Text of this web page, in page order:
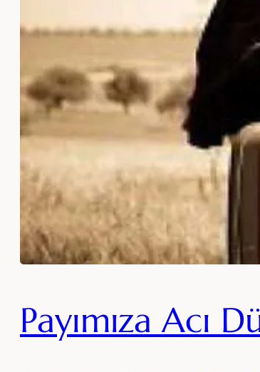
Payımıza Acı